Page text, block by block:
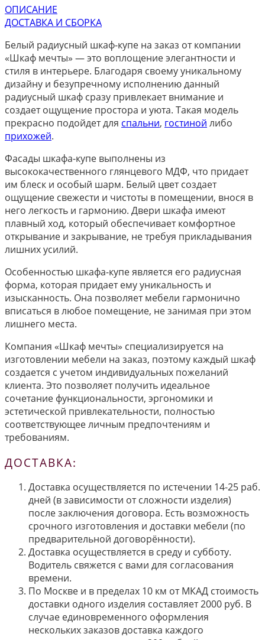
ОПИСАНИЕ
ДОСТАВКА И СБОРКА
Белый радиусный шкаф-купе на заказ от компании
«Шкаф мечты» — это воплощение элегантности и
стиля в интерьере. Благодаря своему уникальному
дизайну и безупречному исполнению данный
радиусный шкаф сразу привлекает внимание и
создает ощущение простора и уюта. Такая модель
прекрасно подойдет для спальни, гостиной либо
прихожей.
Фасады шкафа-купе выполнены из
высококачественного глянцевого МДФ, что придает
им блеск и особый шарм. Белый цвет создает
ощущение свежести и чистоты в помещении, внося в
него легкость и гармонию. Двери шкафа имеют
плавный ход, который обеспечивает комфортное
открывание и закрывание, не требуя прикладывания
лишних усилий.
Особенностью шкафа-купе является его радиусная
форма, которая придает ему уникальность и
изысканность. Она позволяет мебели гармонично
вписаться в любое помещение, не занимая при этом
лишнего места.
Компания «Шкаф мечты» специализируется на
изготовлении мебели на заказ, поэтому каждый шкаф
создается с учетом индивидуальных пожеланий
клиента. Это позволяет получить идеальное
сочетание функциональности, эргономики и
эстетической привлекательности, полностью
соответствующее личным предпочтениям и
требованиям.
ДОСТАВКА:
Доставка осуществляется по истечении 14-25 раб.
дней (в зависимости от сложности изделия)
после заключения договора. Есть возможность
срочного изготовления и доставки мебели (по
предварительной договорённости).
Доставка осуществляется в среду и субботу.
Водитель свяжется с вами для согласования
времени.
По Москве и в пределах 10 км от МКАД стоимость
доставки одного изделия составляет 2000 руб. В
случае единовременного оформления
нескольких заказов доставка каждого